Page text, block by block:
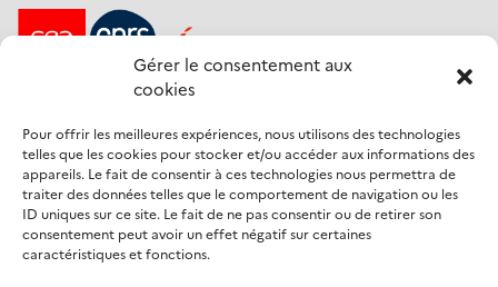
Gérer le consentement aux
cookies
Pour offrir les meilleures expériences, nous utilisons des technologies
telles que les cookies pour stocker et/ou accéder aux informations des
appareils. Le fait de consentir à ces technologies nous permettra de
traiter des données telles que le comportement de navigation ou les
ID uniques sur ce site. Le fait de ne pas consentir ou de retirer son
consentement peut avoir un effet négatif sur certaines
caractéristiques et fonctions.
Opéré par